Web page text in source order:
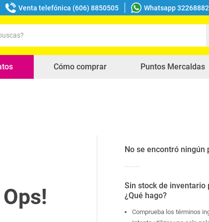
Venta telefónica (606) 8850505 Whatsapp
Cómo comprar Puntos Mercaldas
No se encontró ningún
Sin stock de inventario
¿Qué hago?
Comprueba los términos
buscados